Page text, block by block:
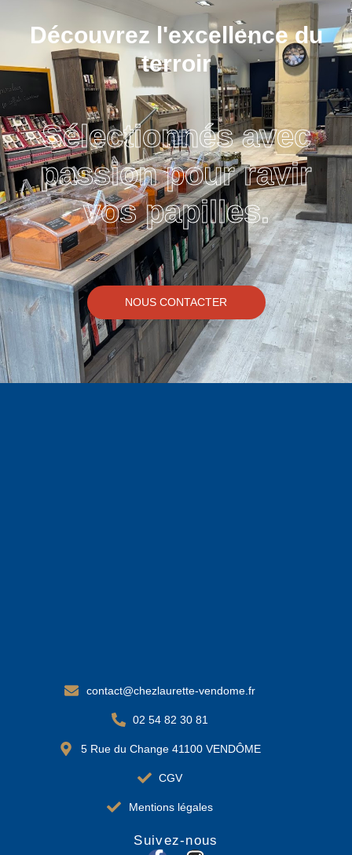
Découvrez l'excellence du
terroir
Sélectionnés avec
passion pour ravir
vos papilles.
NOUS CONTACTER
contact@chezlaurette-vendome.fr
02 54 82 30 81
5 Rue du Change 41100 VENDÔME
CGV
Mentions légales
Suivez-nous